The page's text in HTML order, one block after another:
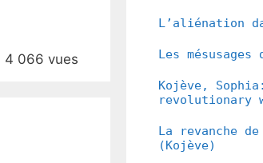
4 066 vues
L’aliénation
Les
Kojève, Sophia:
revolutionary
La revanche
(Kojève)